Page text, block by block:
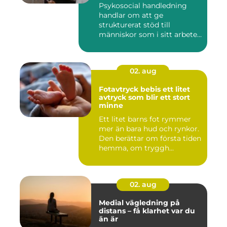
Psykosocial handledning
handlar om att ge
strukturerat stöd till
människor som i sitt arbete
02. aug
Fotavtryck bebis ett litet
avtryck som blir ett stort
minne
Ett litet barns fot rymmer
mer än bara hud och rynkor.
Den berättar om första tiden
hemma, om tryggh...
02. aug
Medial vägledning på
distans – få klarhet var du
än är